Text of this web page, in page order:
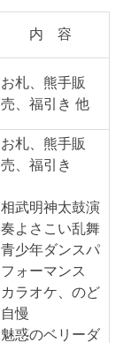
内 容
お札、熊手販
売、福引き 他
お札、熊手販
売、福引き
相武明神太鼓演
奏よさこい乱舞
青少年ダンスパ
フォーマンス
カラオケ、のど
自慢
魅惑のベリーダ